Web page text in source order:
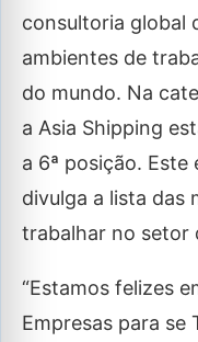
consultoria global
ambientes de
do mundo. Na
a Asia Shipping
a 6ª posição. Este
divulga a lista das
trabalhar no setor
“Estamos felizes
Empresas para se